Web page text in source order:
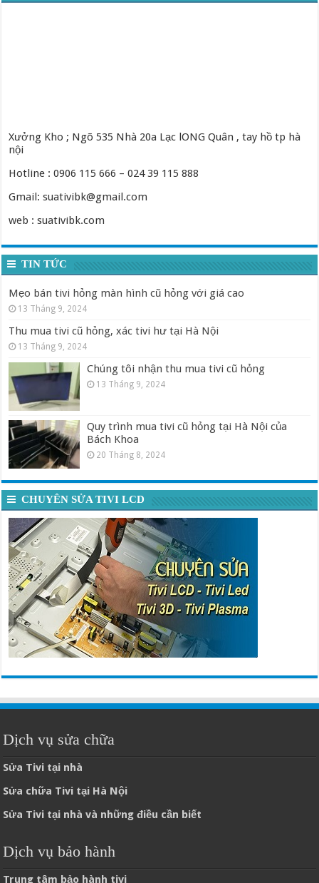
Xưởng Kho ; Ngõ 535 Nhà 20a Lạc lONG Quân , tay hồ tp hà
nội
Hotline : 0906 115 666 – 024 39 115 888
Gmail: suativibk@gmail.com
web : suativibk.com
TIN TỨC
Mẹo bán tivi hỏng màn hình cũ hỏng với giá cao
13 Tháng 9, 2024
Thu mua tivi cũ hỏng, xác tivi hư tại Hà Nội
13 Tháng 9, 2024
Chúng tôi nhận thu mua tivi cũ hỏng
13 Tháng 9, 2024
Quy trình mua tivi cũ hỏng tại Hà Nội của
Bách Khoa
20 Tháng 8, 2024
CHUYÊN SỬA TIVI LCD
Dịch vụ sửa chữa
Sửa Tivi tại nhà
Sửa chữa Tivi tại Hà Nội
Sửa Tivi tại nhà và những điều cần biết
Dịch vụ bảo hành
Trung tâm bảo hành tivi